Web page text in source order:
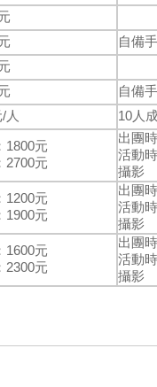
自備
自備
人 10人
1800元
2700元
出團
活動
攝影
1200元
1900元
出團
活動
攝影
1600元
2300元
出團
活動
攝影